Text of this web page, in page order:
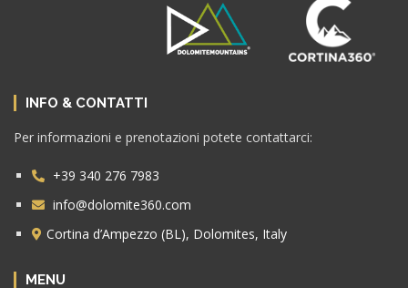
INFO & CONTATTI
Per informazioni e prenotazioni potete contattarci:
+39 340 276 7983
info@dolomite360.com
Cortina d’Ampezzo (BL), Dolomites, Italy
MENU